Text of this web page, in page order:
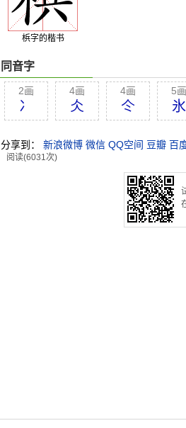
梹字的楷书
同音字
2画
冫
4画
仌
4画
仒
5画
氷
分享到： 新浪微博 微信 QQ空间 豆瓣 百
阅读(6031次)